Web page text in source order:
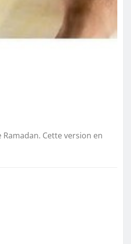
Cette version en